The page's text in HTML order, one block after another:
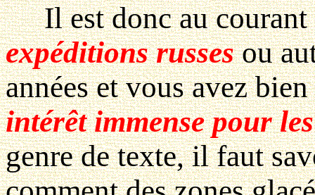
Il est donc au courant
expéditions russesou
années et vous avez
intérêt immense pour
genre de texte, il faut